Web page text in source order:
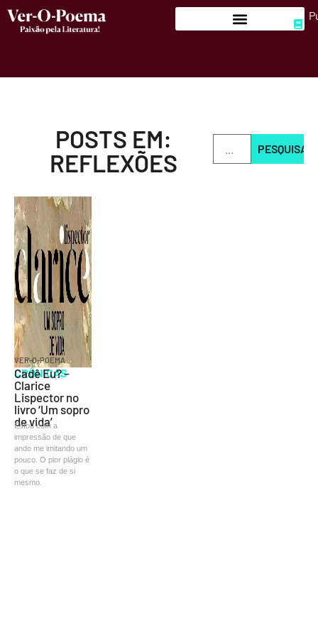
POSTS EM:
REFLEXÕES
PESQUISAR
VER-O-POEMA
CRÔNICAS
Cadê Eu? –
Clarice
Lispector no
livro ‘Um sopro
de vida’
Estou com a
impressão de que
ando me imitando um
pouco. O pior plágio é
o que se faz de si
mesmo.